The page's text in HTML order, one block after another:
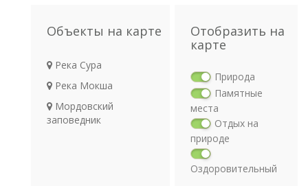
Объекты на карте
Река Сура
Река Мокша
Мордовский
заповедник
Отобразить на
карте
Природа
Памятные
места
Отдых на
природе
Оздоровительный